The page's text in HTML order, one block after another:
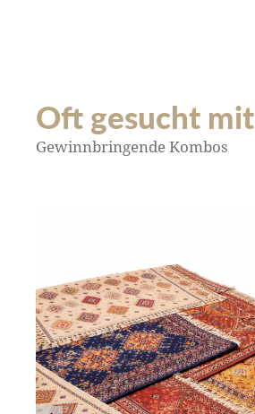
Oft gesucht mit
Gewinnbringende Kombos